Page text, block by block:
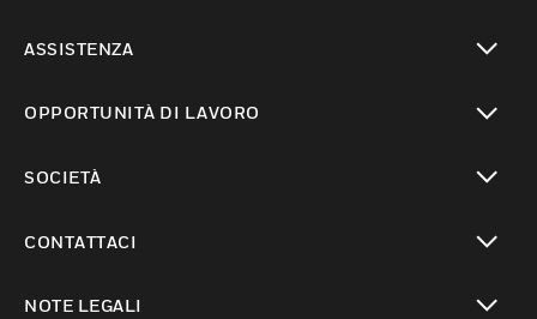
ASSISTENZA
OPPORTUNITÀ DI LAVORO
SOCIETÀ
CONTATTACI
NOTE LEGALI